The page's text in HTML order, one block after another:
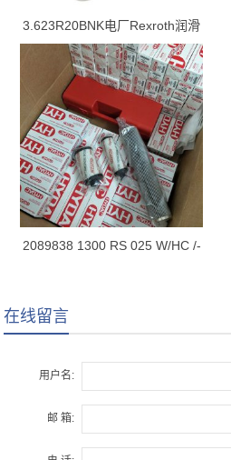
3.623R20BNK电厂Rexroth润滑
油站滤芯
2089838 1300 RS 025 W/HC /-
在线留言
用户名:
邮 箱: